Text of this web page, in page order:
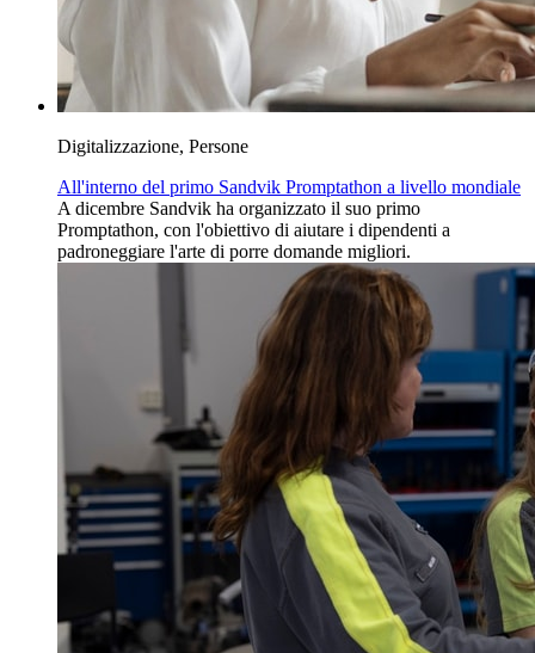
Digitalizzazione, Persone
All'interno del primo Sandvik Promptathon a livello mondiale
A dicembre Sandvik ha organizzato il suo primo
Promptathon, con l'obiettivo di aiutare i dipendenti a
padroneggiare l'arte di porre domande migliori.